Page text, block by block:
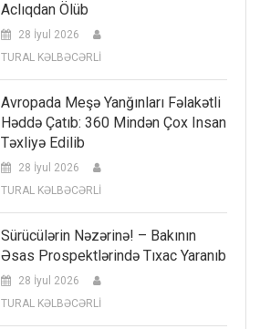
Aclıqdan Ölüb
28 İyul 2026
TURAL KƏLBƏCƏRLİ
Avropada Meşə Yanğınları Fəlakətli
Həddə Çatıb: 360 Mindən Çox Insan
Təxliyə Edilib
28 İyul 2026
TURAL KƏLBƏCƏRLİ
Sürücülərin Nəzərinə! – Bakının
Əsas Prospektlərində Tıxac Yaranıb
28 İyul 2026
TURAL KƏLBƏCƏRLİ